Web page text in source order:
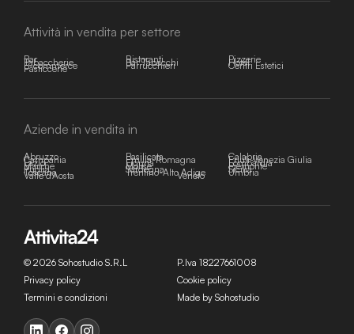
Attività in vendita per settore
Bar Ristoranti Pizzerie
Tabaccherie Bar Tabacchi Hotel
E-commerce Parrucchieri Centri Estetici
Pasticcerie
Aziende in vendita in
Abruzzo Basilicata Calabria
Campania Emilia-Romagna Friuli-Venezia Giulia
Lazio Liguria Lombardia
Marche Molise Piemonte
Puglia Sardegna Sicilia
Toscana Trentino-Alto Adige Umbria
Valle d'Aosta Veneto
© 2026 Sohostudio S.R.L
P.Iva 18227661008
Privacy policy
Cookie policy
Termini e condizioni
Made by Sohostudio